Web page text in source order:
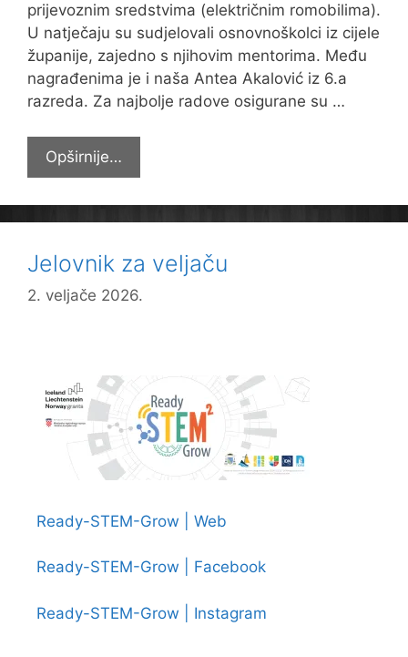
prijevoznim sredstvima (električnim romobilima).
U natječaju su sudjelovali osnovnoškolci iz cijele
županije, zajedno s njihovim mentorima. Među
nagrađenima je i naša Antea Akalović iz 6.a
razreda. Za najbolje radove osigurane su …
Opširnije…
letak
među
najboljima
Jelovnik za veljaču
2. veljače 2026.
Ready-STEM-Grow | Web
Ready-STEM-Grow | Facebook
Ready-STEM-Grow | Instagram